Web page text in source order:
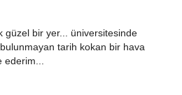
güzel bir yer... üniversitesinde
tarih kokan bir hava
ederim...